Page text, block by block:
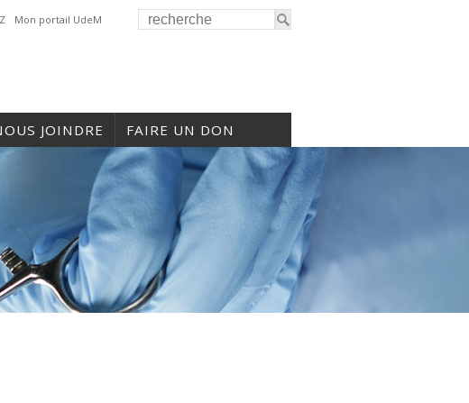
Mon portail UdeM
JOINDRE FAIRE UN DON